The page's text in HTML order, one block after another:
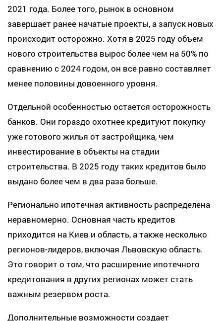
2021 года. Более того, рынок в основном
завершает ранее начатые проекты, а запуск новых
происходит осторожно. Хотя в 2025 году объем
нового строительства вырос более чем на 50% по
сравнению с 2024 годом, он все равно составляет
менее половины довоенного уровня.
Отдельной особенностью остается осторожность
банков. Они гораздо охотнее кредитуют покупку
уже готового жилья от застройщика, чем
инвестирование в объекты на стадии
строительства. В 2025 году таких кредитов было
выдано более чем в два раза больше.
Регионально ипотечная активность распределена
неравномерно. Основная часть кредитов
приходится на Киев и область, а также несколько
регионов-лидеров, включая Львовскую область.
Это говорит о том, что расширение ипотечного
кредитования в других регионах может стать
важным резервом роста.
Дополнительные возможности создает